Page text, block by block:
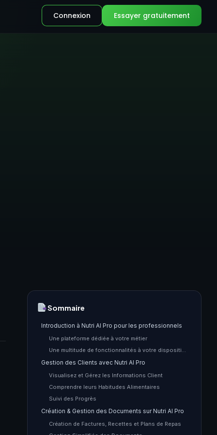
Connexion Essayer gratuitement
Sommaire
Introduction à Nutri AI Pro pour les professionnels
Une plateforme dédiée à votre métier
Une multitude de fonctionnalités à votre disposition
Gestion des Clients avec Nutri AI Pro
Visualisez et Gérez les Informations Client
Comprendre leurs Habitudes Alimentaires
Suivi des Progrès
Création & Gestion des Documents sur Nutri AI Pro
Création de Factures, Recettes et Plans de Repas